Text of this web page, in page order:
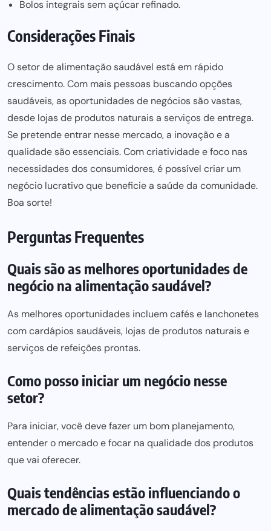
Bolos integrais sem açúcar refinado.
Considerações Finais
O setor de alimentação saudável está em rápido
crescimento. Com mais pessoas buscando opções
saudáveis, as oportunidades de negócios são vastas,
desde lojas de produtos naturais a serviços de entrega.
Se pretende entrar nesse mercado, a inovação e a
qualidade são essenciais. Com criatividade e foco nas
necessidades dos consumidores, é possível criar um
negócio lucrativo que beneficie a saúde da comunidade.
Boa sorte!
Perguntas Frequentes
Quais são as melhores oportunidades de
negócio na alimentação saudável?
As melhores oportunidades incluem cafés e lanchonetes
com cardápios saudáveis, lojas de produtos naturais e
serviços de refeições prontas.
Como posso iniciar um negócio nesse
setor?
Para iniciar, você deve fazer um bom planejamento,
entender o mercado e focar na qualidade dos produtos
que vai oferecer.
Quais tendências estão influenciando o
mercado de alimentação saudável?